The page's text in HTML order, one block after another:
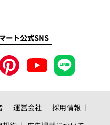
ート公式SNS
運営会社
採用情報